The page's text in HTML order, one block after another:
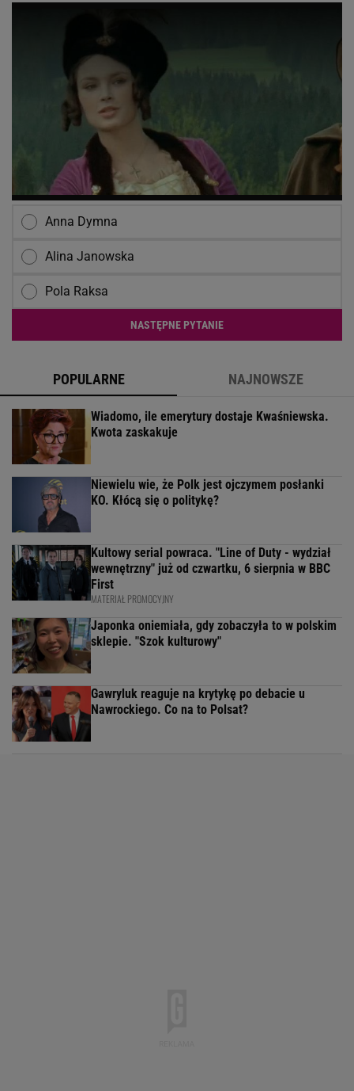
Anna Dymna
Alina Janowska
Pola Raksa
NASTĘPNE PYTANIE
POPULARNE NAJNOWSZE
Wiadomo, ile emerytury dostaje Kwaśniewska.
Kwota zaskakuje
Niewielu wie, że Polk jest ojczymem posłanki
KO. Kłócą się o politykę?
Kultowy serial powraca. "Line of Duty - wydział
wewnętrzny" już od czwartku, 6 sierpnia w BBC
First
MATERIAŁ PROMOCYJNY
Japonka oniemiała, gdy zobaczyła to w polskim
sklepie. "Szok kulturowy"
Gawryluk reaguje na krytykę po debacie u
Nawrockiego. Co na to Polsat?